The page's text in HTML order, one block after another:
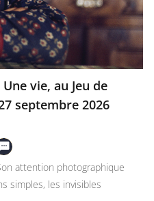
vie, au Jeu de
septembre 2026
attention photographique
simples, les invisibles